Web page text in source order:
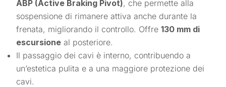
ABP (Active Braking Pivot), che permette alla
sospensione di rimanere attiva anche durante la
frenata, migliorando il controllo. Offre130 mm di
escursione al posteriore.
Il passaggio dei cavi è interno, contribuendo a
un’estetica pulita e a una maggiore protezione dei
cavi.